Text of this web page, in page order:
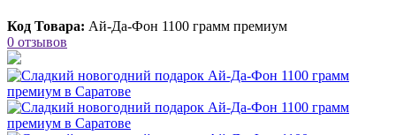
Код Товара: Ай-Да-Фон 1100 грамм премиум
0 отзывов